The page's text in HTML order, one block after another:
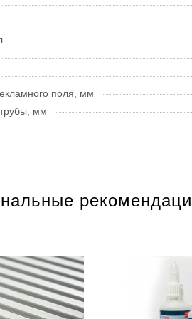
поля, мм
мм